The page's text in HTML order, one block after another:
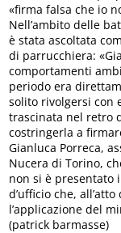
«firma falsa che io
Nell’ambito delle
è stata ascoltata
di parrucchiera:
comportamenti
periodo era
solito rivolgersi con
trascinata nel retro
costringerla a
Gianluca Porreca,
Nucera di Torino,
non si è presentato
d’ufficio che,
l’applicazione del
(patrick barmasse)